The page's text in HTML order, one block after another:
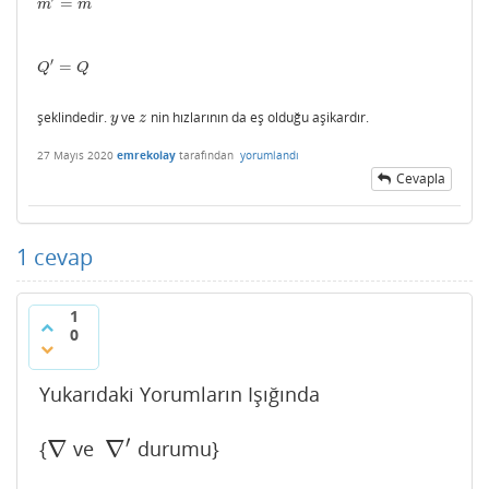
m m
m ′=m
Q′ = Q
Q ′=Q
şeklindedir. y
yvez
z nin hızlarının da eş olduğu aşikardır.
27 Mayıs 2020 emrekolay tarafından yorumlandı
Cevapla
1 cevap
1
0
Yukarıdaki Yorumların Işığında
{∇
∇ ve ∇′
∇′ durumu}